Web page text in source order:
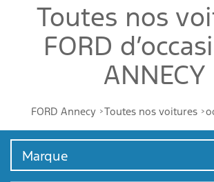
Toutes nos
FORD
ANNECY
FORD Annecy Toutes nos voitures
Marque